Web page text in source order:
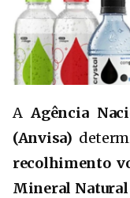
AAgência
(Anvisa)
recolhimento
Mineral